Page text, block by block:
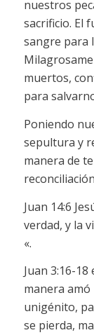
nuestros
sacrificio. El
sangre para
muertos,
para
Poniendo
sepultura y
manera de
Juan 14:6
verdad, y la
«.
Juan 3:16-
manera amó
unigénito,
se pierda,